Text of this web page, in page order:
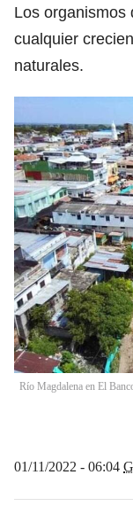
Los organismos
cualquier
naturales.
Río Magdalena en El
01/11/2022 - 06:04